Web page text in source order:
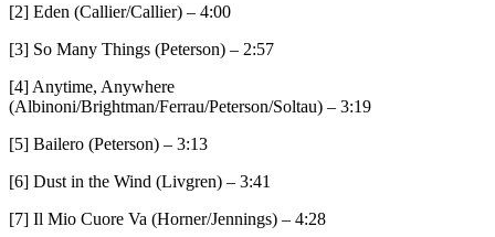
[2] Eden (Callier/Callier) – 4:00
[3] So Many Things (Peterson) – 2:57
[4] Anytime, Anywhere
(Albinoni/Brightman/Ferrau/Peterson/Soltau) – 3:19
[5] Bailero (Peterson) – 3:13
[6] Dust in the Wind (Livgren) – 3:41
[7] Il Mio Cuore Va (Horner/Jennings) – 4:28